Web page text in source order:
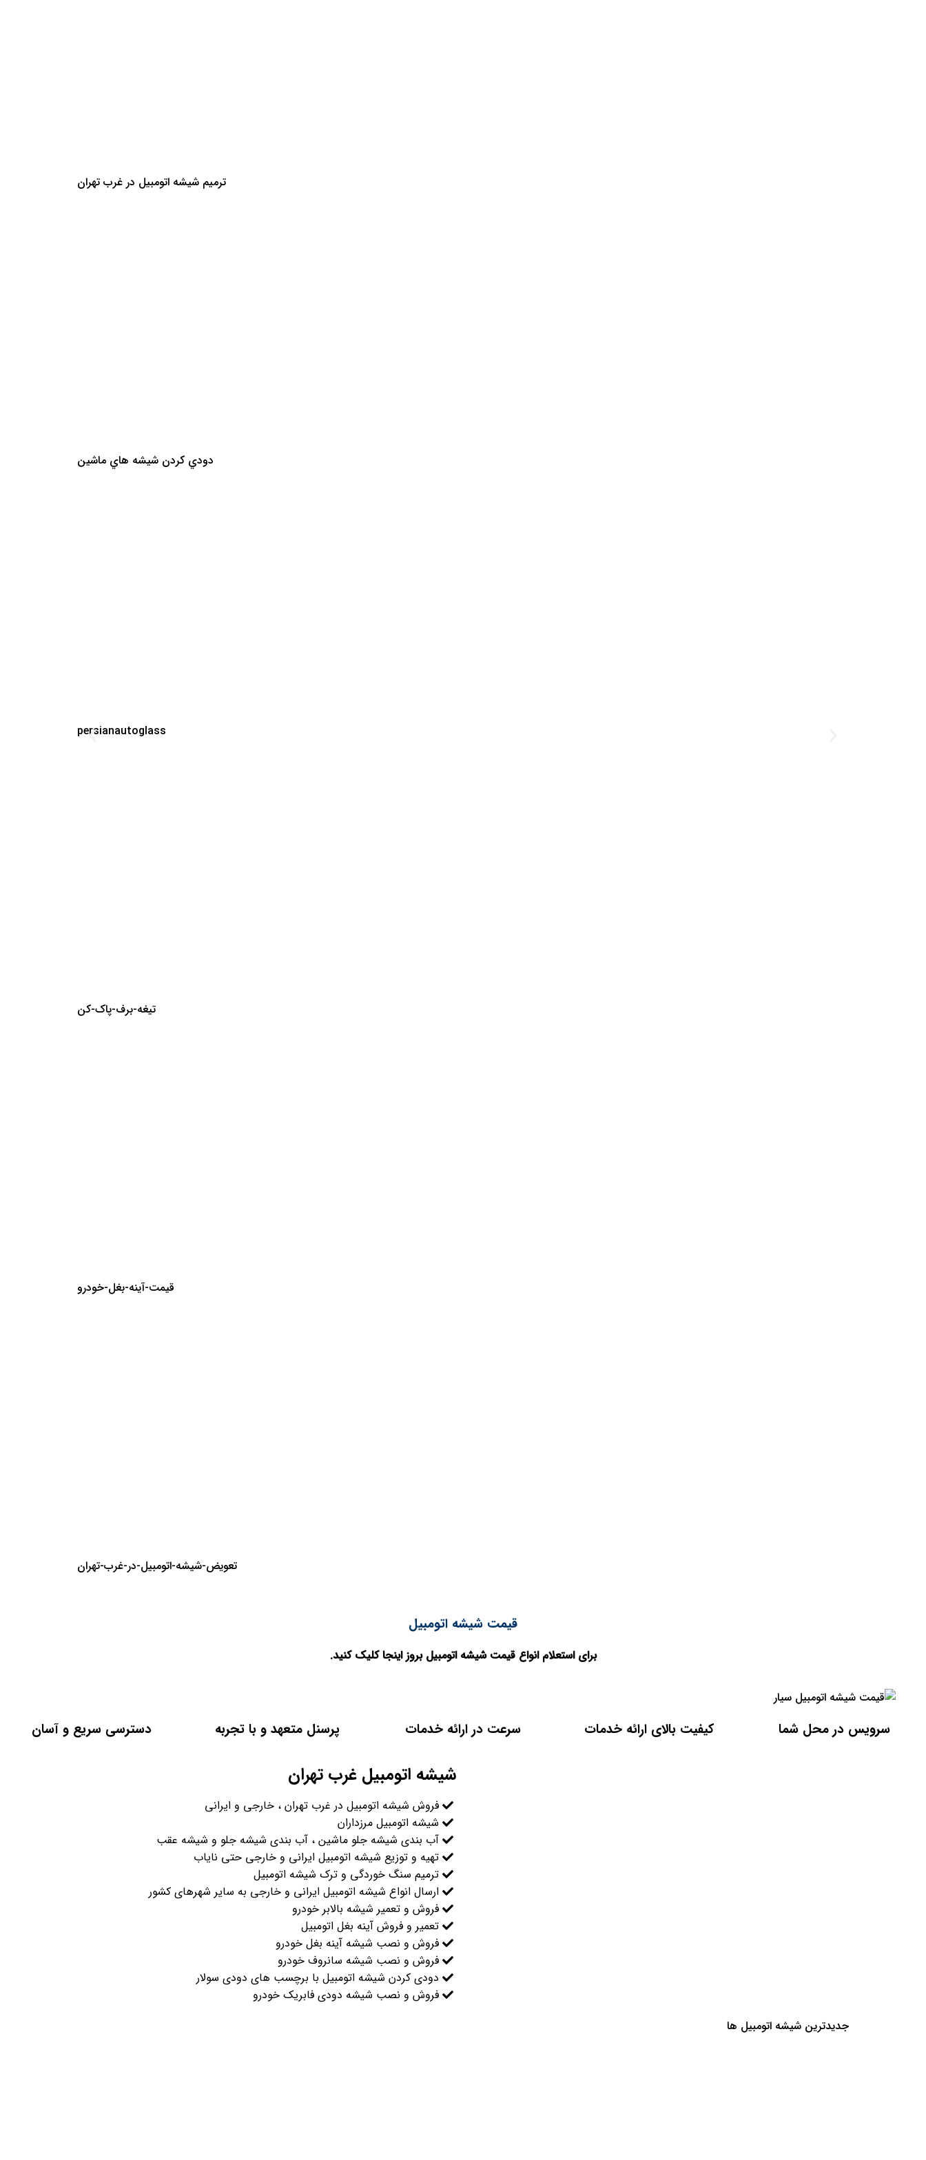
ترمیم شیشه اتومبیل در غرب تهران
دودي كردن شيشه هاي ماشين
persianautoglass
تیغه-برف-پاک-کن
قیمت-آینه-بغل-خودرو
تعویض-شیشه-اتومبیل-در-غرب-تهران
قیمت شیشه اتومبیل
برای استعلام انواع قیمت شیشه اتومبیل بروز اینجا کلیک کنید.
سرویس در محل شما کیفیت بالای ارائه خدمات سرعت در ارائه خدمات پرسنل متعهد و با تجربه دسترسی سریع و آسان
شیشه اتومبیل غرب تهران
فروش شیشه اتومبیل در غرب تهران ، خارجی و ایرانی
شیشه اتومبیل مرزداران
آب بندی شیشه جلو ماشین ، آب بندی شیشه جلو و شیشه عقب
تهیه و توزیع شیشه اتومبیل ایرانی و خارجی حتی نایاب
ترمیم سنگ خوردگی و ترک شیشه اتومبیل
ارسال انواع شیشه اتومبیل ایرانی و خارجی به سایر شهرهای کشور
فروش و تعمیر شیشه بالابر خودرو
تعمیر و فروش آینه بغل اتومبیل
فروش و نصب شیشه آینه بغل خودرو
فروش و نصب شیشه سانروف خودرو
دودی کردن شیشه اتومبیل با برچسب های دودی سولار
فروش و نصب شیشه دودی فابریک خودرو
جدیدترین شیشه اتومبیل ها